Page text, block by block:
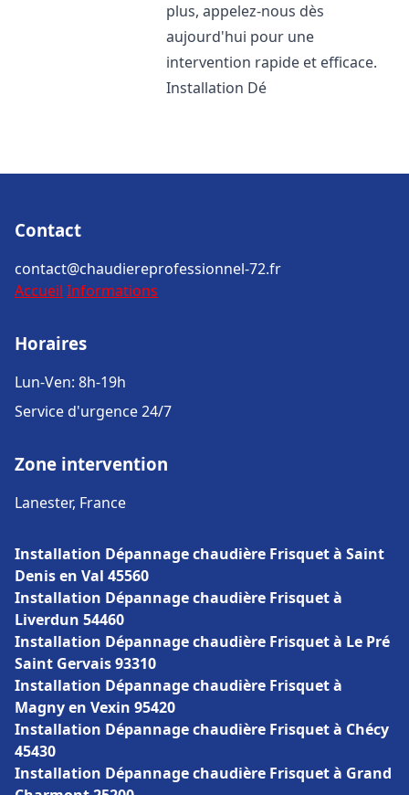
plus, appelez-nous dès
aujourd'hui pour une
intervention rapide et efficace.
Installation Dé
Contact
contact@chaudiereprofessionnel-72.fr
Accueil Informations
Horaires
Lun-Ven: 8h-19h
Service d'urgence 24/7
Zone intervention
Lanester, France
Installation Dépannage chaudière Frisquet à Saint
Denis en Val 45560
Installation Dépannage chaudière Frisquet à
Liverdun 54460
Installation Dépannage chaudière Frisquet à Le Pré
Saint Gervais 93310
Installation Dépannage chaudière Frisquet à
Magny en Vexin 95420
Installation Dépannage chaudière Frisquet à Chécy
45430
Installation Dépannage chaudière Frisquet à Grand